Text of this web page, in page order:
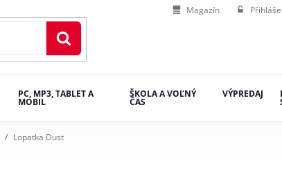
Magazín
PC, MP3, TABLET A
MOBIL
ŠKOLA A VOĽNÝ
ČAS
VÝPREDAJ
Lopatka Dust